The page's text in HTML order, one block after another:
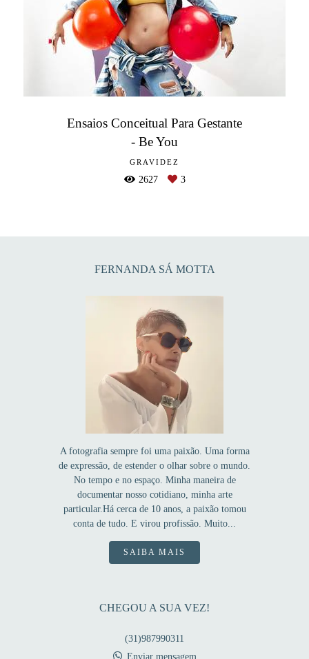
Ensaios Conceitual Para Gestante
- Be You
GRAVIDEZ
2627 3
FERNANDA SÁ MOTTA
A fotografia sempre foi uma paixão. Uma forma
de expressão, de estender o olhar sobre o mundo.
No tempo e no espaço. Minha maneira de
documentar nosso cotidiano, minha arte
particular.Há cerca de 10 anos, a paixão tomou
conta de tudo. E virou profissão. Muito...
SAIBA MAIS
CHEGOU A SUA VEZ!
(31)987990311
Enviar mensagem